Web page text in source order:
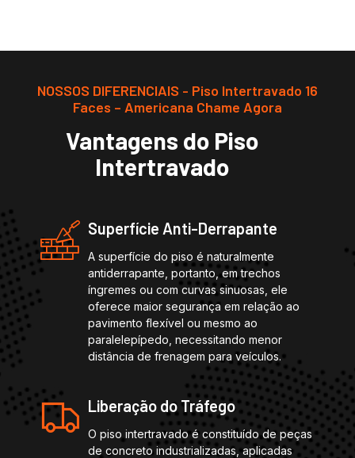
NOSSOS DIFERENCIAIS - Piso Intertravado 16
Faces – Americana Chame Agora
Vantagens do Piso
Intertravado
Superfície Anti-Derrapante
A superfície do piso é naturalmente
antiderrapante, portanto, em trechos
íngremes ou com curvas sinuosas, ele
oferece maior segurança em relação ao
pavimento flexível ou mesmo ao
paralelepípedo, necessitando menor
distância de frenagem para veículos.
Liberação do Tráfego
O piso intertravado é constituído de peças
de concreto industrializadas, aplicadas